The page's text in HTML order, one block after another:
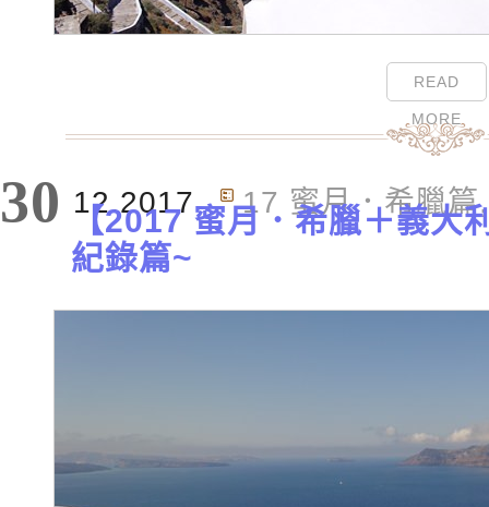
READ
MORE
30 12.2017 17 蜜月．希臘篇
【2017 蜜月．希臘＋義大
紀錄篇~